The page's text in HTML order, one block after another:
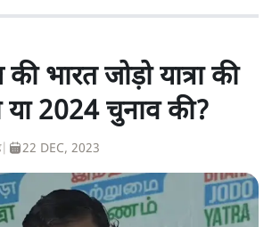
भारत जोड़ो यात्रा की
या 2024 चुनाव की?
| 22 DEC, 2023